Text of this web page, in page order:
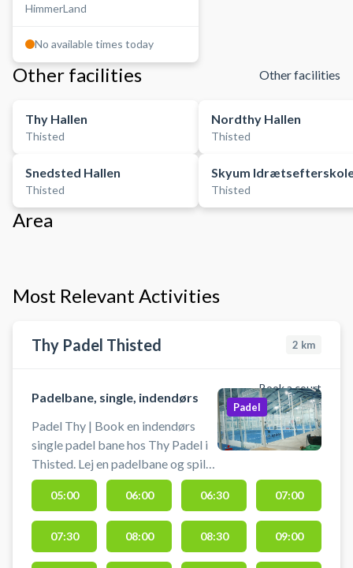
HimmerLand
No available times today
Other facilities Other facilities
Thy Hallen
Thisted
Nordthy Hallen
Thisted
Snedsted Hallen
Thisted
Skyum
Thisted
Area
Most Relevant Activities
Thy Padel Thisted 2 km
Book a court
Padelbane, single, indendørs
Padel Thy | Book en indendørs
single padel bane hos Thy Padel i
Thisted. Lej en padelbane og spil
padel i Thisted ved Thy på
indendørs padelbaner af kvalitet.
Thy Padel har 7 padeltennis baner
i deres padelcenter i Thisted. 5
double- og 2 singlebaner
Padel
05:00 06:00 06:30 07:00
07:30 08:00 08:30 09:00